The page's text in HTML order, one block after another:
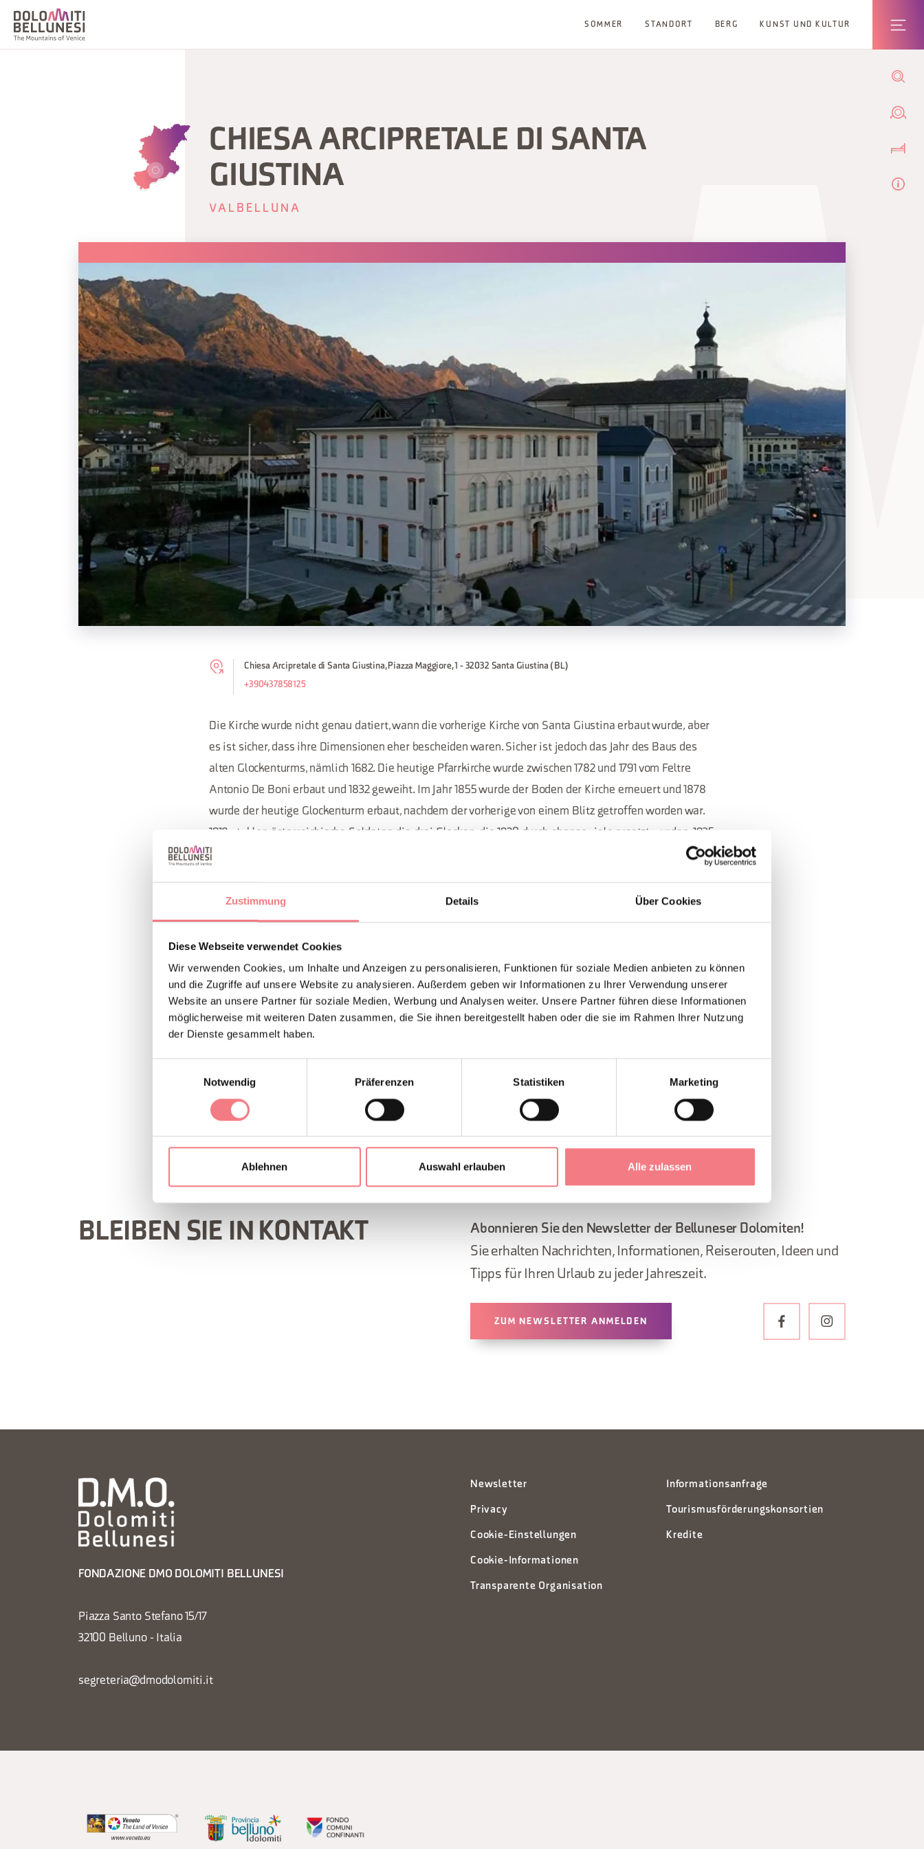
Zustimmung Details Über Cookies
Diese Webseite verwendet Cookies
Wir verwenden Cookies, um Inhalte und Anzeigen zu personalisieren, Funktionen für soziale Medien anbieten zu können
und die Zugriffe auf unsere Website zu analysieren. Außerdem geben wir Informationen zu Ihrer Verwendung unserer
Website an unsere Partner für soziale Medien, Werbung und Analysen weiter. Unsere Partner führen diese Informationen
möglicherweise mit weiteren Daten zusammen, die Sie ihnen bereitgestellt haben oder die sie im Rahmen Ihrer Nutzung
der Dienste gesammelt haben.
Notwendig
Präferenzen Statistiken Marketing
Ablehnen Auswahl erlauben Alle zulassen
SOMMER STANDORT BERG KUNST UND KULTUR
CHIESA ARCIPRETALE DI SANTA
GIUSTINA
VALBELLUNA
Chiesa Arcipretale di Santa Giustina, Piazza Maggiore, 1 - 32032 Santa Giustina (BL)
+390437858125
Die Kirche wurde nicht genau datiert, wann die vorherige Kirche von Santa Giustina erbaut wurde, aber
es ist sicher, dass ihre Dimensionen eher bescheiden waren. Sicher ist jedoch das Jahr des Baus des
alten Glockenturms, nämlich 1682. Die heutige Pfarrkirche wurde zwischen 1782 und 1791 vom Feltre
Antonio De Boni erbaut und 1832 geweiht. Im Jahr 1855 wurde der Boden der Kirche erneuert und 1878
wurde der heutige Glockenturm erbaut, nachdem der vorherige von einem Blitz getroffen worden war.
1918 stahlen österreichische Soldaten die drei Glocken, die 1920 durch ebenso viele ersetzt wurden. 1935
wurde der Boden erneut erneuert und schließlich wurde im Jahr 2000 die Spitze des Glockenturms
Die Tradition führt ihre Gründung auf San Prosdocimo, den ersten Bischof von Padua, zurück.
1998 wurden die Überreste der Mutterkirche aus dem 5.-6. Jahrhundert und die der alten Basilika aus
dem Jahr 1150 gefunden, die drei Schiffe hatte und der Altar nach Osten ausgerichtet war, wo sich heute
der Eingang befindet.
Im Inneren kann man die "Madonna" von Francesco Frigimelico, einen "Heiligen Franziskus" von
BLEIBEN SIE IN KONTAKT
Abonnieren Sie den Newsletter der Belluneser Dolomiten!
Sie erhalten Nachrichten, Informationen, Reiserouten, Ideen und
Tipps für Ihren Urlaub zu jeder Jahreszeit.
ZUM NEWSLETTER ANMELDEN
FONDAZIONE DMO DOLOMITI BELLUNESI
Piazza Santo Stefano 15/17
32100 Belluno - Italia
segreteria@dmodolomiti.it
Newsletter
Privacy
Cookie-Einstellungen
Cookie-Informationen
Transparente Organisation
Informationsanfrage
Tourismusförderungskonsortien
Kredite